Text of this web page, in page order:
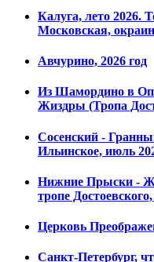
Калуга, лето 2026.
Московская,
Авчурино, 2026 год
Из Шамордино в
Жиздры (Тропа
Сосенский -
Ильинское, июль
Нижние Прыски -
тропе
Церковь
Санкт-Петербург,